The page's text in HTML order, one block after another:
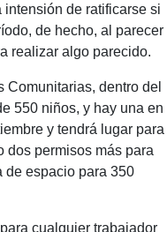
de ratificarse si
de hecho, al parecer
realizar algo parecido.
Comunitarias, dentro del
550 niños, y hay una en
y tendrá lugar para
dos permisos más para
de espacio para 350
cualquier trabajador